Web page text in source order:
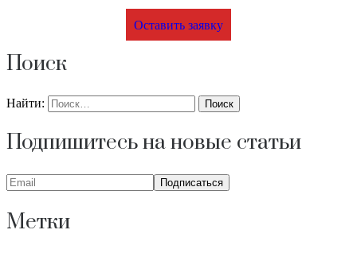
Оставить заявку
Поиск
Найти:
Подпишитесь на новые статьи
Метки